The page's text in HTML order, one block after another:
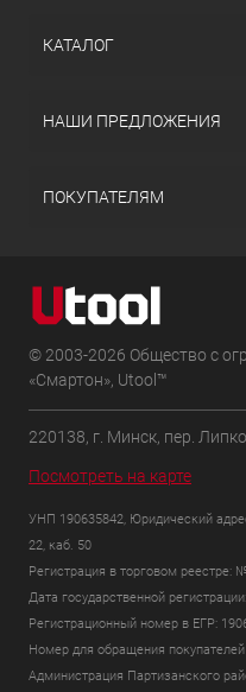
КАТАЛОГ
НАШИ ПРЕДЛОЖЕНИЯ
ПОКУПАТЕЛЯМ
© 2003-2026 Общество с
«Смартон», Utool™
220138, г. Минск, пер.
Посмотреть на карте
УНП 190635842, Юридический
22, каб. 50
Регистрация в торговом реестре:
Дата государственной
Регистрационный номер в ЕГР:
Номер для обращения
Администрация Партизанского